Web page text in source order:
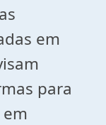
em
para